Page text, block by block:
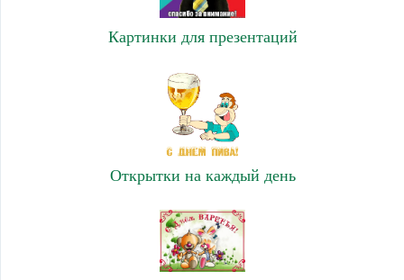
Картинки для презентаций
Открытки на каждый день